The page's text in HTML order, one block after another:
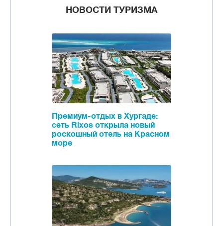
НОВОСТИ ТУРИЗМА
Премиум-отдых в Хургаде:
сеть Rixos открыла новый
роскошный отель на Красном
море